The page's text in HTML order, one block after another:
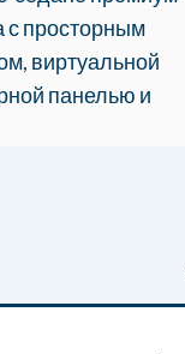
с просторным
виртуальной
панелью и